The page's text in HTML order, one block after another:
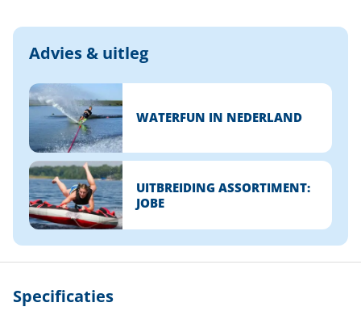
Advies & uitleg
WATERFUN IN NEDERLAND
UITBREIDING ASSORTIMENT:
JOBE
Specificaties